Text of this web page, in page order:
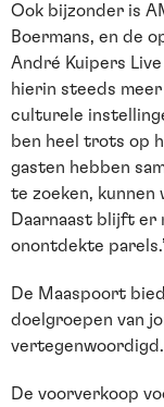
Ook bijzonder is
Boermans, en de
André Kuipers
hierin steeds
culturele
ben heel trots op
gasten hebben
te zoeken, kunnen
Daarnaast blijft er
onontdekte
De Maaspoort
doelgroepen van
vertegenwoordigd.
De voorverkoop